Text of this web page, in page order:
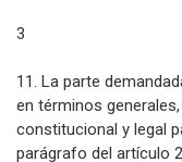
3
11. La parte
en términos
constitucional y legal
parágrafo del artículo